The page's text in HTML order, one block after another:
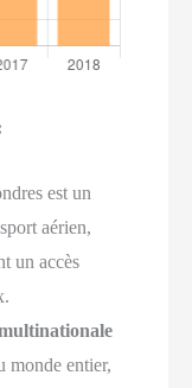
est un
aérien,
un accès
monde entier,